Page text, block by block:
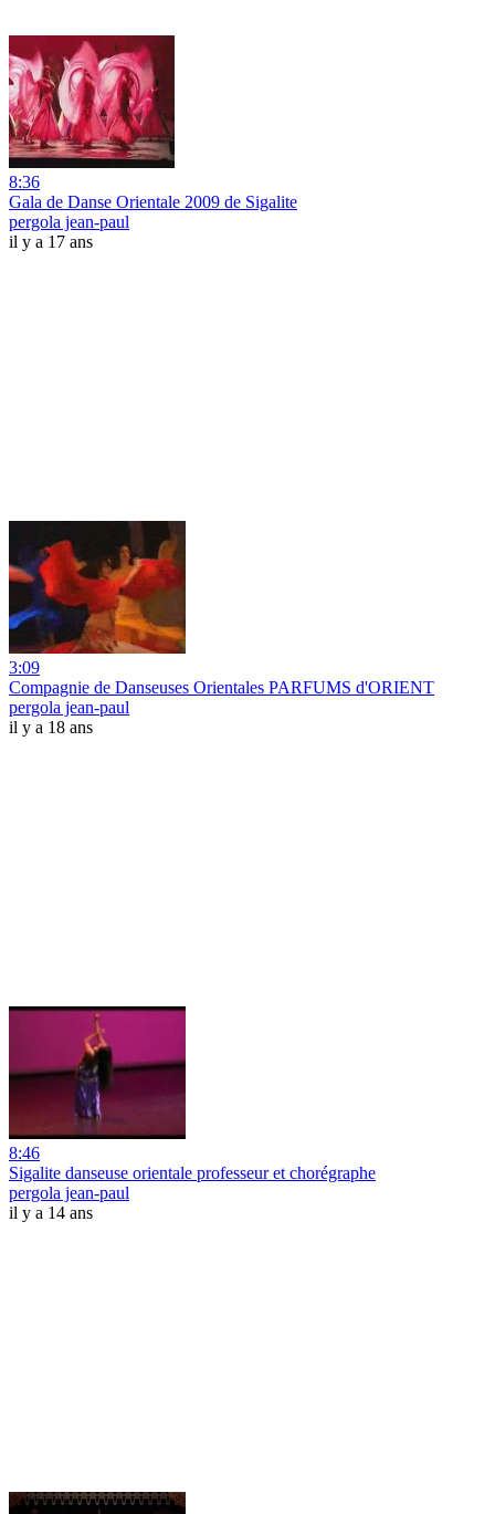
8:36
Gala de Danse Orientale 2009 de Sigalite
pergola jean-paul
il y a 17 ans
3:09
Compagnie de Danseuses Orientales PARFUMS d'ORIENT
pergola jean-paul
il y a 18 ans
8:46
Sigalite danseuse orientale professeur et chorégraphe
pergola jean-paul
il y a 14 ans